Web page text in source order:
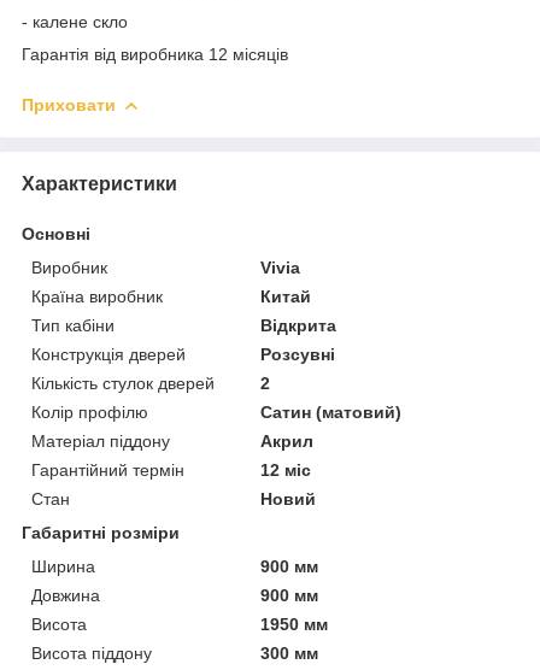
- калене скло
Гарантія від виробника 12 місяців
Приховати
Характеристики
Основні
Виробник
Vivia
Країна виробник
Китай
Тип кабіни
Відкрита
Конструкція дверей
Розсувні
Кількість стулок дверей
2
Колір профілю
Сатин (матовий)
Матеріал піддону
Акрил
Гарантійний термін
12 міс
Стан
Новий
Габаритні розміри
Ширина
900 мм
Довжина
900 мм
Висота
1950 мм
Висота піддону
300 мм